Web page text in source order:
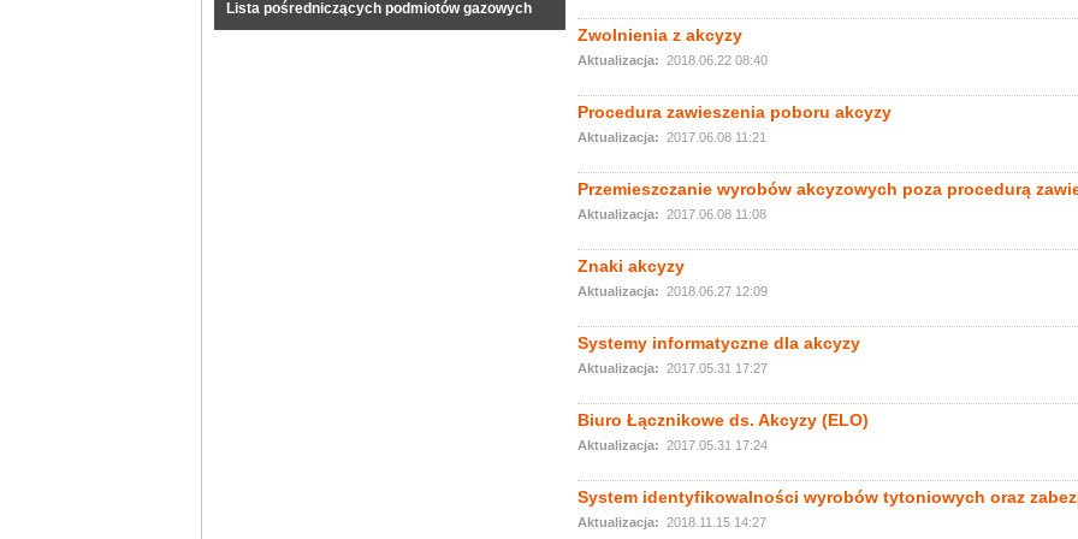
Lista pośredniczących podmiotów gazowych
Zwolnienia z akcyzy
Aktualizacja: 2018.06.22 08:40
Procedura zawieszenia poboru akcyzy
Aktualizacja: 2017.06.08 11:21
Przemieszczanie wyrobów akcyzowych poza procedurą
Aktualizacja: 2017.06.08 11:08
Znaki akcyzy
Aktualizacja: 2018.06.27 12:09
Systemy informatyczne dla akcyzy
Aktualizacja: 2017.05.31 17:27
Biuro Łącznikowe ds. Akcyzy (ELO)
Aktualizacja: 2017.05.31 17:24
System identyfikowalności wyrobów tytoniowych oraz
Aktualizacja: 2018.11.15 14:27